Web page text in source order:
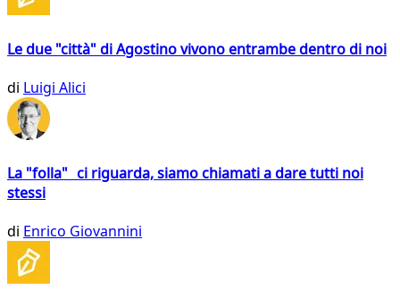
Le due "città" di Agostino vivono entrambe dentro di noi
di Luigi Alici
La "folla" ci riguarda, siamo chiamati a dare tutti noi
stessi
di Enrico Giovannini